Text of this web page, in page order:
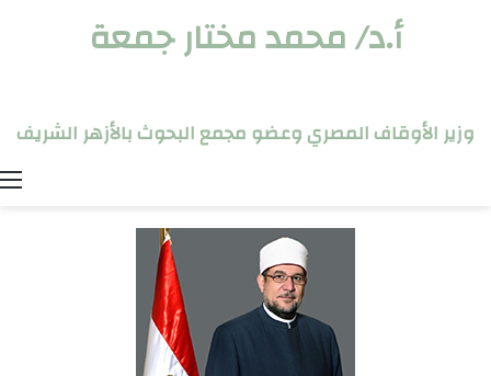
أ.د/ محمد مختار جمعة
وزير الأوقاف المصري وعضو مجمع البحوث بالأزهر الشريف